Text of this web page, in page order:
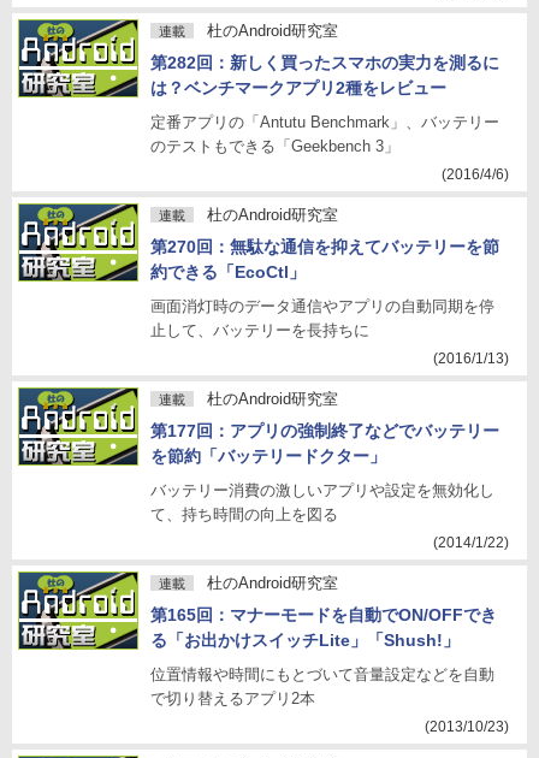
連載 杜のAndroid研究室
第282回：新しく買ったスマホの実力を測るに
は？ベンチマークアプリ2種をレビュー
定番アプリの「Antutu Benchmark」、バッテリー
のテストもできる「Geekbench 3」
(2016/4/6)
連載 杜のAndroid研究室
第270回：無駄な通信を抑えてバッテリーを節
約できる「EcoCtl」
画面消灯時のデータ通信やアプリの自動同期を停
止して、バッテリーを長持ちに
(2016/1/13)
連載 杜のAndroid研究室
第177回：アプリの強制終了などでバッテリー
を節約「バッテリードクター」
バッテリー消費の激しいアプリや設定を無効化し
て、持ち時間の向上を図る
(2014/1/22)
連載 杜のAndroid研究室
第165回：マナーモードを自動でON/OFFでき
る「お出かけスイッチLite」「Shush!」
位置情報や時間にもとづいて音量設定などを自動
で切り替えるアプリ2本
(2013/10/23)